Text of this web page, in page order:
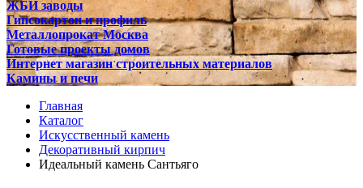
ЖБИ заводы
Гипсокартон и профиль
Металлопрокат Москва
Готовые проекты домов
Интернет магазин строительных материалов
Камины и печи
Главная
Каталог
Искусственный камень
Декоративный кирпич
Идеальный камень Сантьяго